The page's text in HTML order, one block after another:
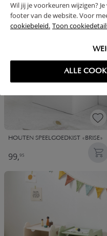
Wil jij je voorkeuren wijzigen?
footer van de website. Voor
cookiebeleid. Toon
ALLE
119,95
HOUTEN SPEELGOEDKIST «BRISE»
99,95